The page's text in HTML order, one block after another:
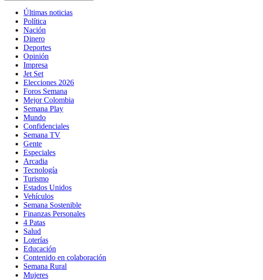
Últimas noticias
Política
Nación
Dinero
Deportes
Opinión
Impresa
Jet Set
Elecciones 2026
Foros Semana
Mejor Colombia
Semana Play
Mundo
Confidenciales
Semana TV
Gente
Especiales
Arcadia
Tecnología
Turismo
Estados Unidos
Vehículos
Semana Sostenible
Finanzas Personales
4 Patas
Salud
Loterías
Educación
Contenido en colaboración
Semana Rural
Mujeres